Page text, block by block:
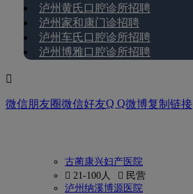
泸州黄氏口腔诊所招聘
泸州家和康门诊招聘
泸州车氏口腔诊所招聘
泸州博雅口腔诊所招聘

微信朋友圈微信好友Q Q微博复制链接
古蔺康兴妇产医院
 21-100人
 民营
泸州纳溪博源医院